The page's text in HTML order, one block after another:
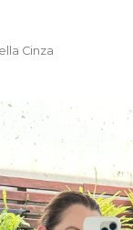
Cinza